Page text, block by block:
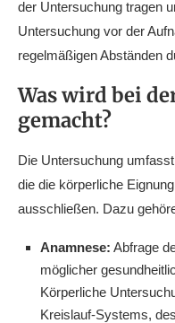
der Untersuchung tragen
Untersuchung vor der
regelmäßigen Abständen
Was wird bei
gemacht?
Die Untersuchung
die die körperliche
ausschließen. Dazu
Anamnese: Abfrage
möglicher
Körperliche
Kreislauf-Systems,